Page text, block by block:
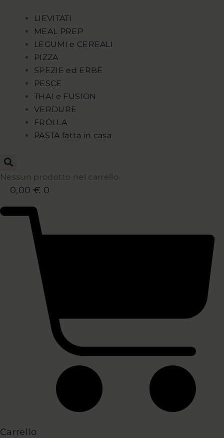
LIEVITATI
MEAL PREP
LEGUMI e CEREALI
PIZZA
SPEZIE ed ERBE
PESCE
THAI e FUSION
VERDURE
FROLLA
PASTA fatta in casa
Nessun prodotto nel carrello.
0,00 € 0
Carrello